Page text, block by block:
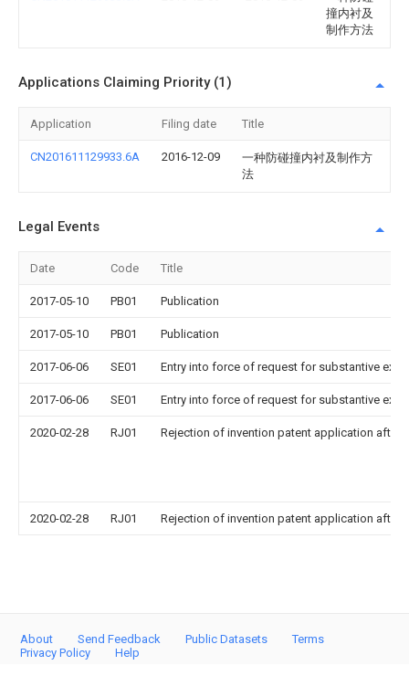
撞内衬及
制作方法
Applications Claiming Priority (1)
Application Filing date Title
CN201611129933.6A 2016-12-09
一种防碰撞内衬及制作方
法
Legal Events
Date Code Title
2017-05-10 PB01 Publication
2017-05-10 PB01 Publication
2017-06-06 SE01 Entry into force of request for substantive
2017-06-06 SE01 Entry into force of request for substantive
2020-02-28 RJ01 Rejection of invention patent application after
2020-02-28 RJ01 Rejection of invention patent application after
About Send Feedback Public Datasets
Terms
Privacy Policy
Help